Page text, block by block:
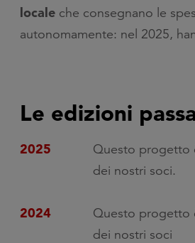
locale che consegnano le
autonomamente: nel 2025,
Le edizioni
2025 Questo progetto
dei nostri soci.
2024 Questo progetto
dei nostri soci